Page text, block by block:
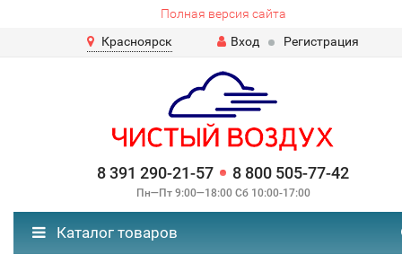
Полная версия сайта
Красноярск
Вход Регистрация
8 391 290-21-57 8 800 505-77-42
Пн—Пт 9:00—18:00 Сб 10:00-17:00
Каталог товаров